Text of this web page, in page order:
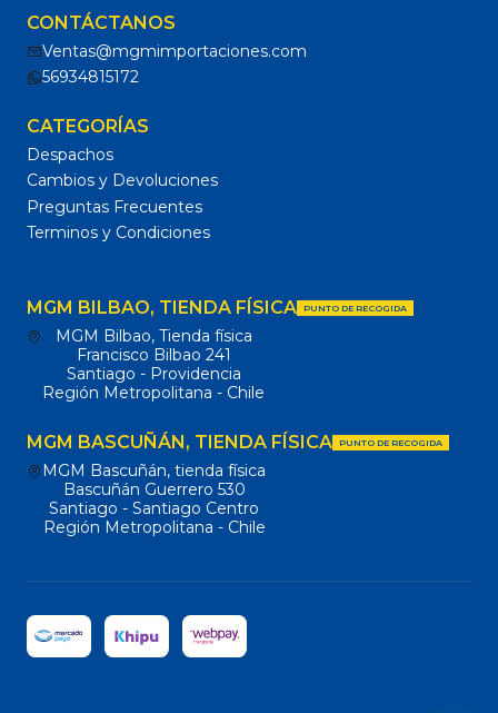
CONTÁCTANOS
Ventas@mgmimportaciones.com
56934815172
CATEGORÍAS
Despachos
Cambios y Devoluciones
Preguntas Frecuentes
Terminos y Condiciones
MGM BILBAO, TIENDA FÍSICA PUNTO DE RECOGIDA
MGM Bilbao, Tienda física
Francisco Bilbao 241
Santiago - Providencia
Región Metropolitana - Chile
MGM BASCUÑÁN, TIENDA FÍSICA PUNTO DE RECOGIDA
MGM Bascuñán, tienda física
Bascuñán Guerrero 530
Santiago - Santiago Centro
Región Metropolitana - Chile